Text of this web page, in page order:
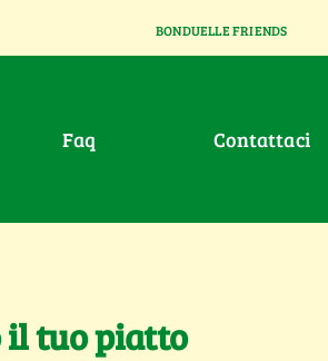
BONDUELLE FRIENDS
faq contattaci
il tuo piatto